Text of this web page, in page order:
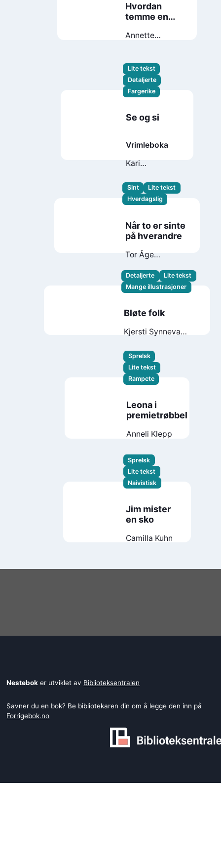
Hvordan
temme en
Annette
Lite tekst
Detaljerte
Fargerike
Se og si
Vrimleboka
Kari
Sint
Lite tekst
Hverdagslig
Når to er sinte
på hverandre
Tor Åge
Detaljerte
Lite tekst
Mange illustrasjoner
Bløte folk
Kjersti Synneva
Sprelsk
Lite tekst
Rampete
Leona i
premietrøbbel
Anneli Klepp
Sprelsk
Lite tekst
Naivistisk
Jim mister
en sko
Camilla Kuhn
Nestebok er utviklet av Biblioteksentralen
Savner du en bok? Be bibliotekaren din om å legge den inn på
Forrigebok.no